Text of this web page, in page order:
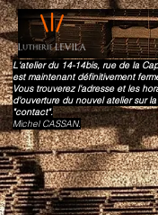
L'atelier du 14-14bis, rue de la
est maintenant définitivement
Vous trouverez l'adresse et les
d'ouverture du nouvel atelier sur
"contact".
Michel CASSAN.